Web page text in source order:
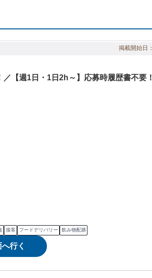
掲載開始日：
【週1日・1日2h～】応募時履歴書不要！
接客 フードデリバリー 飲み物配膳
行く